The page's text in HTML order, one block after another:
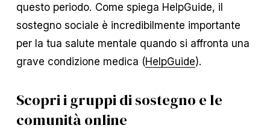
questo periodo. Come spiega HelpGuide, il
sostegno sociale è incredibilmente importante
per la tua salute mentale quando si affronta una
grave condizione medica (HelpGuide).
Scopri i gruppi di sostegno e le
comunità online